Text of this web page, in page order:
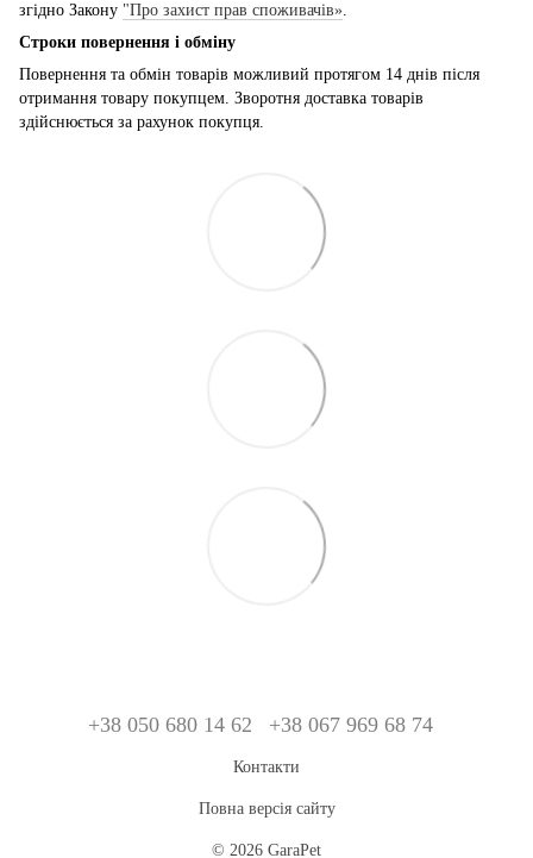
згідно Закону "Про захист прав споживачів».
Строки повернення і обміну
Повернення та обмін товарів можливий протягом 14 днів після
отримання товару покупцем. Зворотня доставка товарів
здійснюється за рахунок покупця.
+38 050 680 14 62 +38 067 969 68 74
Контакти
Повна версія сайту
© 2026 GaraPet